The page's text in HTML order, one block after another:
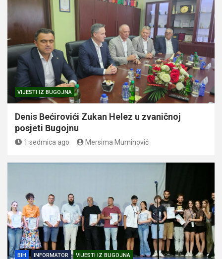
VIJESTI IZ BUGOJNA
Denis Bećirovići Zukan Helez u zvaničnoj
posjeti Bugojnu
1 sedmica ago Mersima Muminović
BIH INFORMATOR VIJESTI IZ BUGOJNA